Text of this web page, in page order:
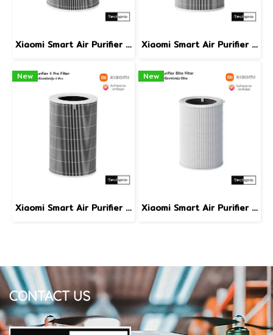
Xiaomi Smart Air Purifier 4 Filter ไส้กรองกรอง PM2.5 และละอองเกสร|การกรองขนสัตว์เลี้ยง|กำจัดกลิ่นที่ไม่พึงประสงค์สำหรับเครื่องฟอกอากาศ รุ่น 4 Xiaomi Smart Air Purifier 4 Lite Filter ไส้กรองกรอง PM2.5 และเกสรดอกไม้ | การกรองขนสัตว์เลี้ยง | การกำจัดกลิ่น สำหรับเครื่องฟอกอากาศ รุ่น 4 Lite
New
Xiaomi Smart Air Purifier 4 Pro Filter ไส้กรองกรอง PM2.5 และละอองเกสร |การกรองขนสัตว์เลี้ยง |กำจัดกลิ่นที่ไม่พึงประสงค์สำหรับเครื่องฟอกอากาศ รุ่น 4 Pro
New
Xiaomi Smart Air Purifier Elite filter ไส้กรองประสิทธิภาพสูงสำหรับเครื่องฟอกอากาศ รุ่น Elite
CONTACT US